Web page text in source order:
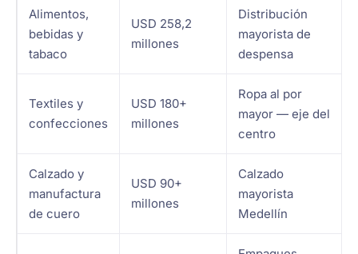
Alimentos,
bebidas y
tabaco
USD 258,2
millones
Distribución
mayorista de
despensa
Textiles y
confecciones
USD 180+
millones
Ropa al por
mayor — eje del
centro
Calzado y
manufactura
de cuero
USD 90+
millones
Calzado
mayorista
Medellín